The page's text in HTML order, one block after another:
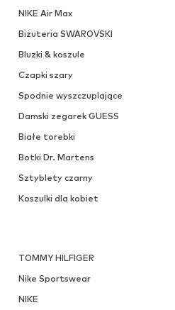
NIKE Air Max
Biżuteria SWAROVSKI
Bluzki & koszule
Czapki szary
Spodnie wyszczuplające
Damski zegarek GUESS
Białe torebki
Botki Dr. Martens
Sztyblety czarny
Koszulki dla kobiet
TOMMY HILFIGER
Nike Sportswear
NIKE